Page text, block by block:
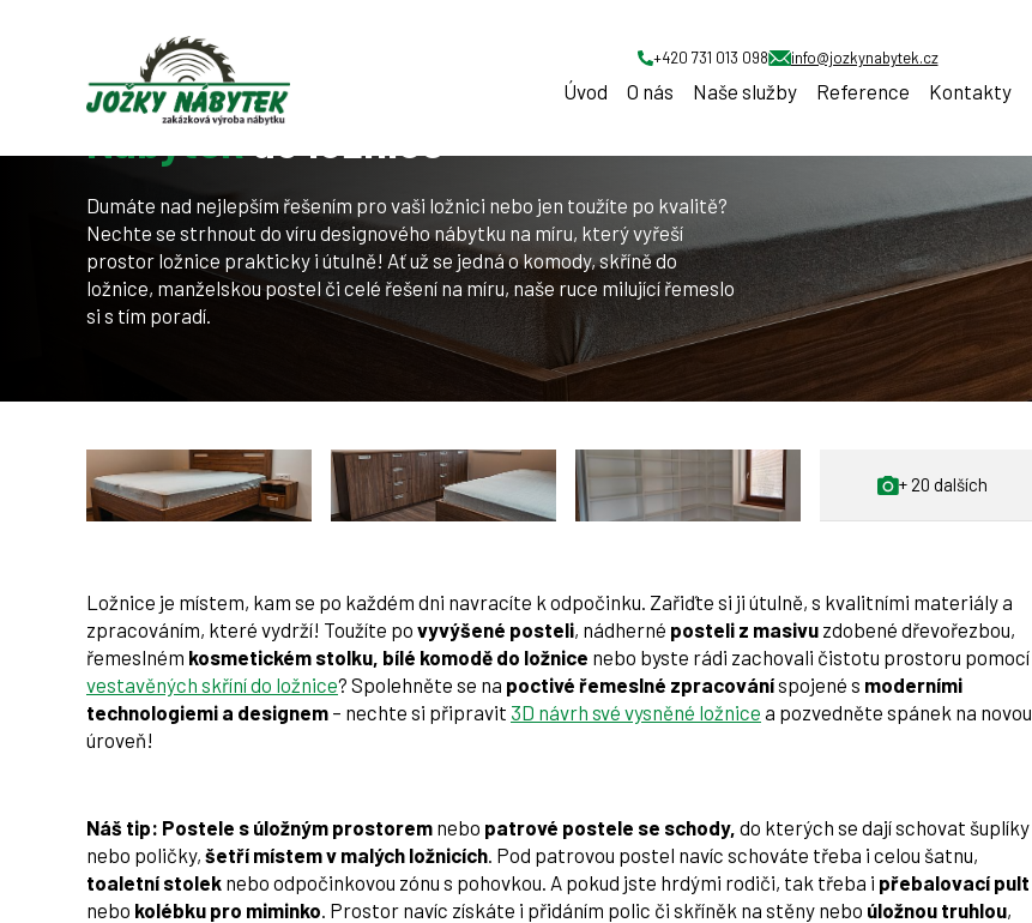
+420 731 013 098 info@jozkynabytek.cz
Úvod O nás Naše služby Reference Kontakty
Naše služby
Nábytekdo ložnice
Dumáte nad nejlepším řešením pro vaši ložnici nebo jen toužíte po kvalitě?
Nechte se strhnout do víru designového nábytku na míru, který vyřeší
prostor ložnice prakticky i útulně! Ať už se jedná o komody, skříně do
ložnice, manželskou postel či celé řešení na míru, naše ruce milující řemeslo
si s tím poradí.
+ 20 dalších
Ložnice je místem, kam se po každém dni navracíte k odpočinku. Zařiďte si ji útulně, s kvalitními materiály a
zpracováním, které vydrží! Toužíte po vyvýšené posteli, nádherné posteli z masivu zdobené dřevořezbou,
řemeslném kosmetickém stolku, bílé komodě do ložnice nebo byste rádi zachovali čistotu prostoru pomocí
vestavěných skříní do ložnice? Spolehněte se na poctivé řemeslné zpracováníspojené s moderními
technologiemi a designem – nechte si připravit 3D návrh své vysněné ložnice a pozvedněte spánek na novou
úroveň!
Náš tip: Postele s úložným prostorem nebo patrové postele se schody, do kterých se dají schovat šuplíky
nebo poličky, šetří místem v malých ložnicích. Pod patrovou postel navíc schováte třeba i celou šatnu,
toaletní stolek nebo odpočinkovou zónu s pohovkou. A pokud jste hrdými rodiči, tak třeba i přebalovací pult
nebo kolébku pro miminko. Prostor navíc získáte i přidáním polic či skříněk na stěny nebo úložnou truhlou,